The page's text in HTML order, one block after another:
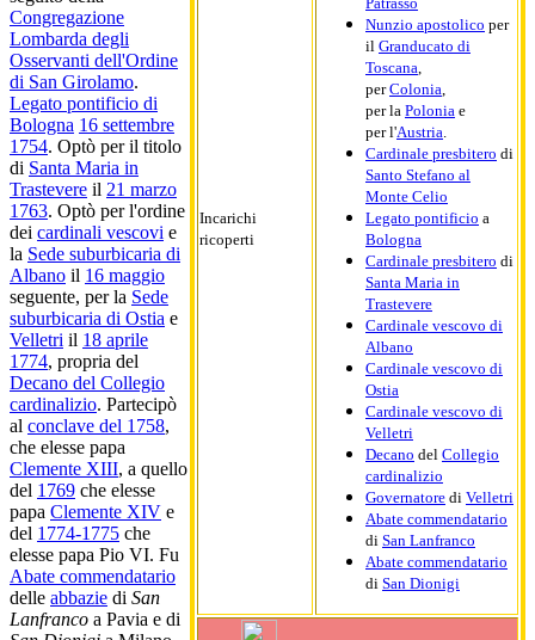
Incarichi
ricoperti
Nunzio apostolico per
il Granducato di
Toscana
perColonia
per la Polonia e
per l'Austria
Cardinale presbitero di
Santo Stefano al
Monte Celio
Legato pontificio a
Bologna
Cardinale presbitero di
Santa Maria in
Trastevere
Cardinale vescovo di
Albano
Cardinale vescovo di
Ostia
Cardinale vescovo di
Velletri
Decano del Collegio
cardinalizio
Governatore di Velletri
Abate commendatario
di San Lanfranco
Abate commendatario
di San Dionigi
Congregazione
Lombarda degli
Osservanti dell'Ordine
di San Girolamo.
Legato pontificio di
Bologna 16 settembre
1754. Optò per il titolo
di Santa Maria in
Trastevere il 21 marzo
1763. Optò per l'ordine
dei cardinali vescovi e
la Sede suburbicaria di
Albano il 16 maggio
seguente, per la Sede
suburbicaria di Ostia e
Velletri il 18 aprile
1774, propria del
Decano del Collegio
cardinalizio. Partecipò
al conclave del 1758,
che elesse papa
Clemente XIII, a quello
del 1769 che elesse
papa Clemente XIV e
del 1774-1775 che
elesse papa Pio VI. Fu
Abate commendatario
delle abbazie di San
Lanfranco a Pavia e di